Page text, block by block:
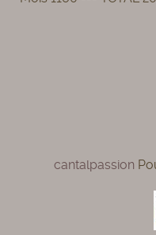
cantalpassion